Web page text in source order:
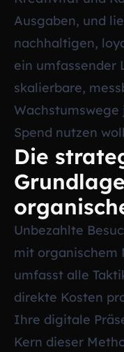
Ausgaben, und
nachhaltigen,
ein umfassender
skalierbare,
Spend nutzen
Die
Unbezahlte
mit organischem
umfasst alle
direkte Kosten
Ihre digitale
Kern dieser